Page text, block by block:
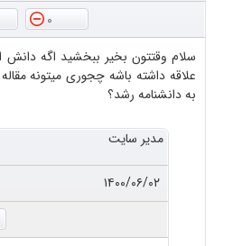
0
سلام وقتتون بخیر ببخشید اگه
علاقه داشته باشه چجوری میتونه
به دانشنامه رشد؟
مدیر سایت
۱۴۰۰/۰۶/۰۲